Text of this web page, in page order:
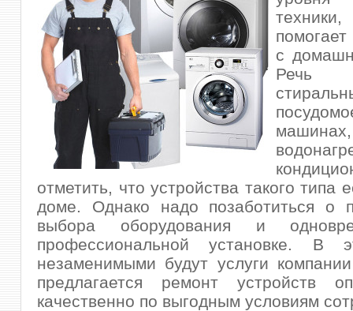
с
Речь
машинах,
отметить, что устройства такого типа
доме. Однако надо позаботиться о
выбора оборудования и
профессиональной установке. В
незаменимыми будут услуги
предлагается ремонт устройств
качественно по выгодным условиям